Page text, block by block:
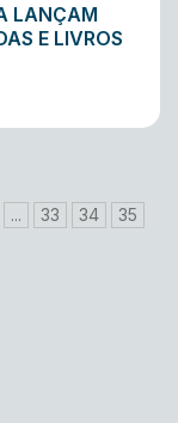
LANÇAM
E LIVROS
... 33 34
35